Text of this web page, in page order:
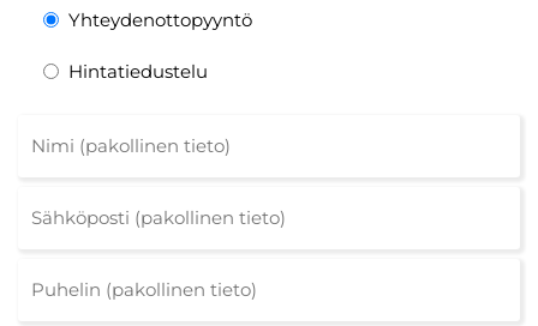
Yhteydenottopyyntö
Hintatiedustelu